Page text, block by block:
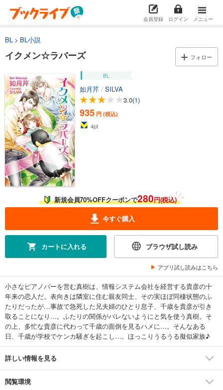
会員登録 ログイン メニュー
BL BL小説
イクメン☆ラバーズ フォロー
BL
如月芹 / SILVA
3.0(1)
935 円 (税込)
4pt
新規会員70%OFFクーポンで280円(税込)
今すぐ購入
カートに入れる ブラウザ試し読み
アプリ試し読みはこちら
小さなピアノバーを営む真樹は、情報システム会社を経営する貴彦の十
年来の恋人だ。表向きは隣室に住む親友同士、その実ほぼ同棲状態のふ
たりだったが…事故で急死した兄夫婦のひとり息子、千歳を貴彦が引き
取ることになり…。ふたりの関係がバレないようにと気を使う真樹。そ
の上、多忙な貴彦に代わって千歳の面倒を見るハメに…。そんなある
日、千歳が学校でケンカ騒ぎを起こし…。ほっこりうるうる擬似家族♪
詳しい情報を見る
閲覧環境